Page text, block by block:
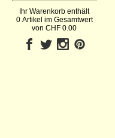
Ihr Warenkorb enthält
0 Artikel im Gesamtwert
von CHF 0.00